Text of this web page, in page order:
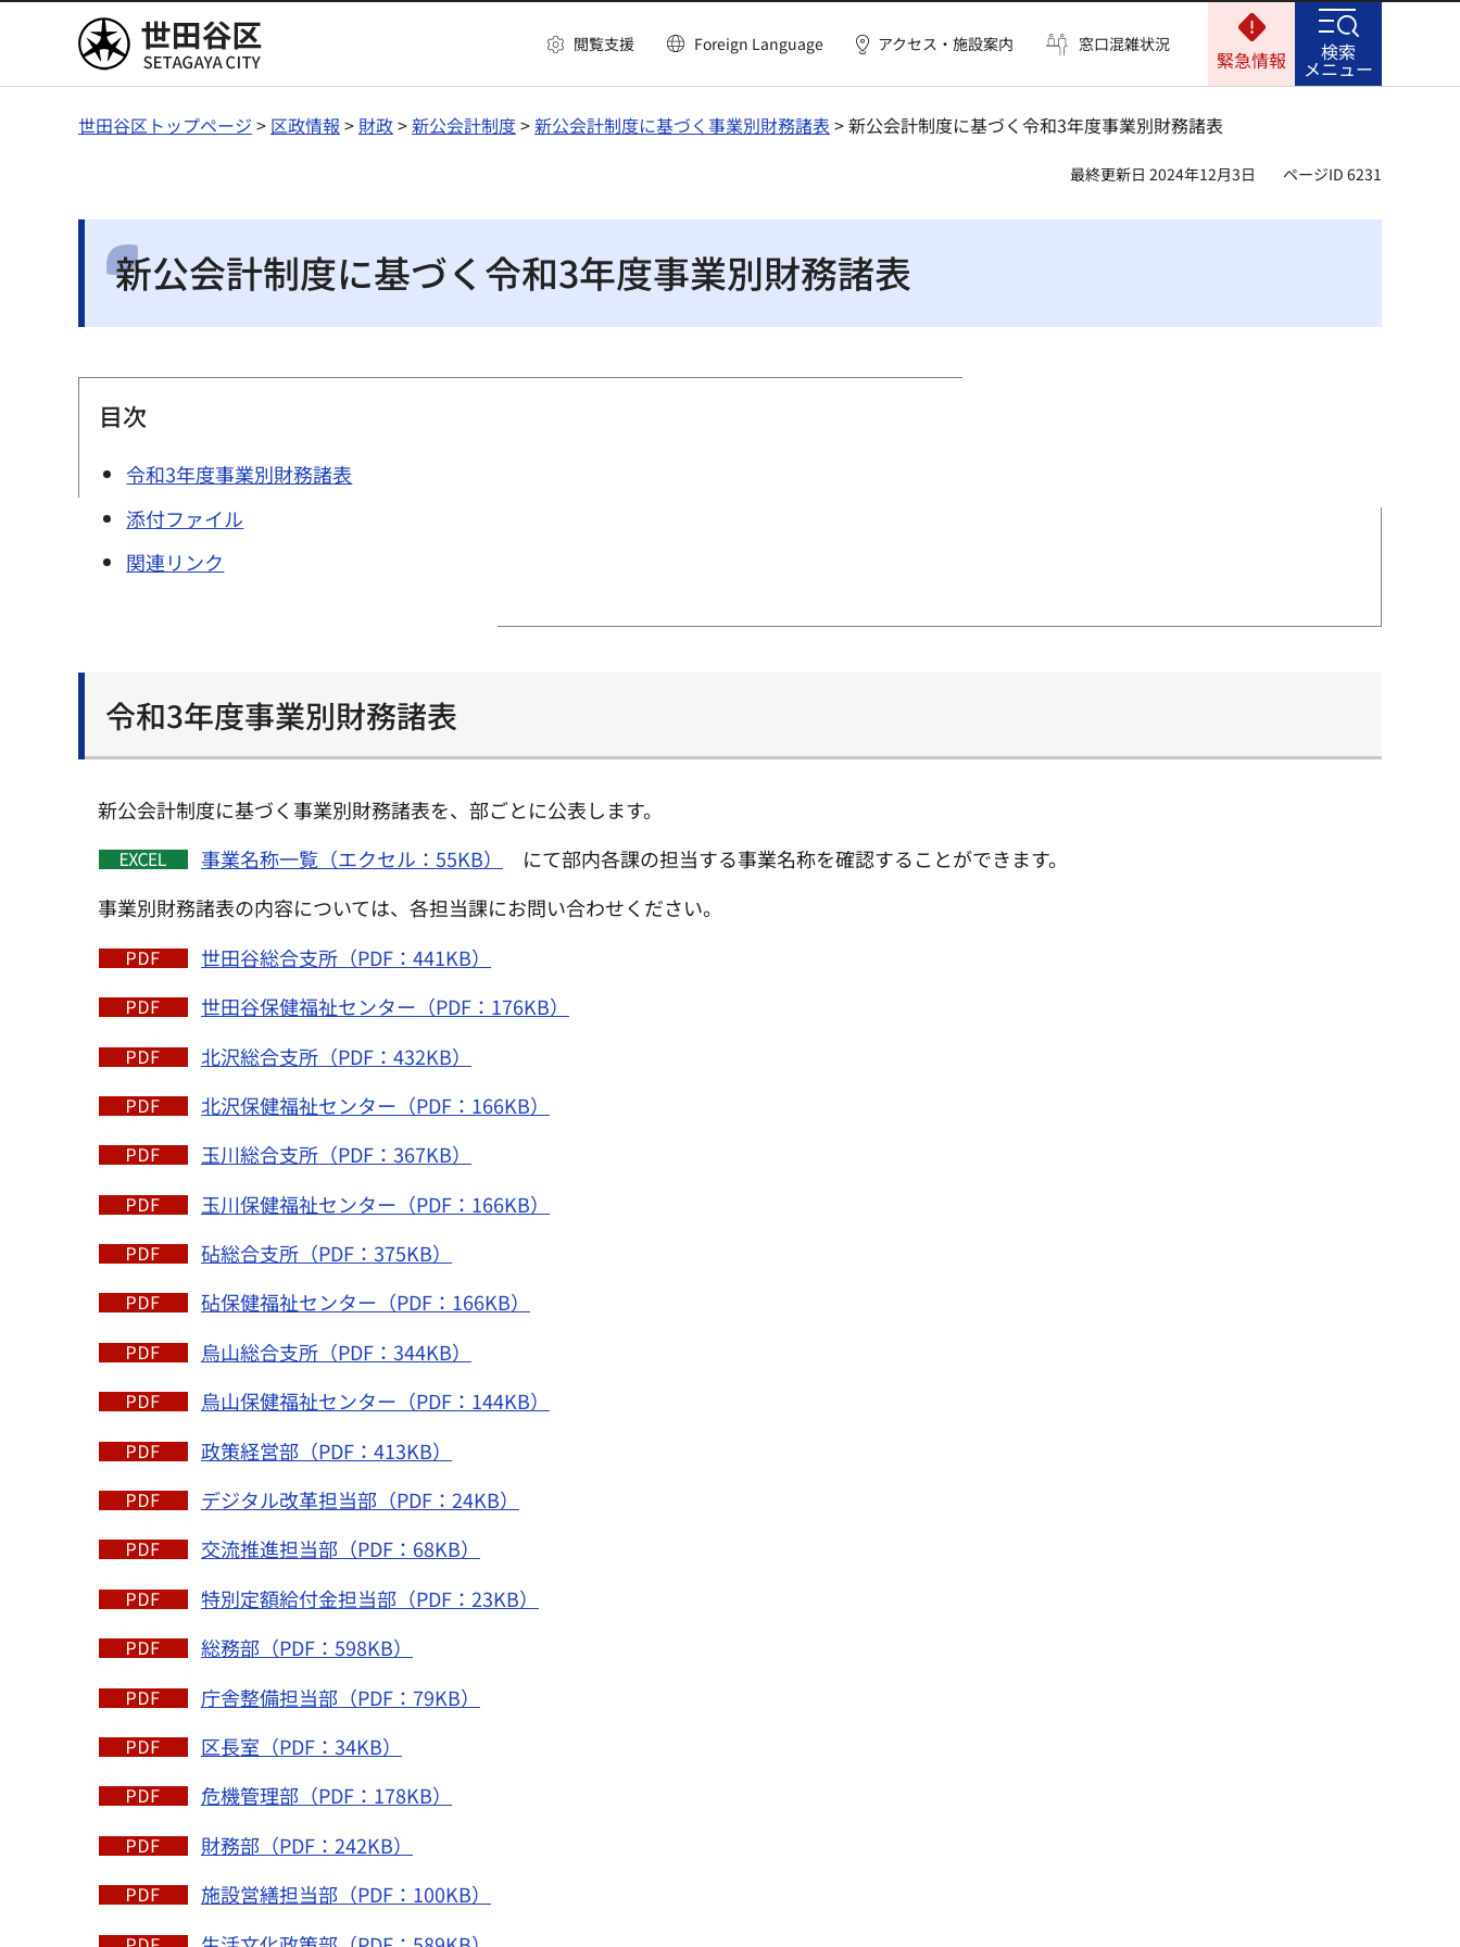
世田谷区 閲覧支援 Foreign Language アクセス・施設案内 窓口混雑状況
緊急情報 検索
メニュー
世田谷区トップページ > 区政情報 > 財政>新公会計制度 >新公会計制度に基づく事業別財務諸表 > 新公会計制度に基づく令和3年度事業別財務諸表
最終更新日 2024年12月3日 ページID 6231
新公会計制度に基づく令和3年度事業別財務諸表
目次
令和3年度事業別財務諸表
添付ファイル
関連リンク
令和3年度事業別財務諸表
新公会計制度に基づく事業別財務諸表を、部ごとに公表します。
事業名称一覧（エクセル：55KB）
にて部内各課の担当する事業名称を確認することができます。
事業別財務諸表の内容については、各担当課にお問い合わせください。
世田谷総合支所（PDF：441KB）
世田谷保健福祉センター（PDF：176KB）
北沢総合支所（PDF：432KB）
北沢保健福祉センター（PDF：166KB）
玉川総合支所（PDF：367KB）
玉川保健福祉センター（PDF：166KB）
砧総合支所（PDF：375KB）
砧保健福祉センター（PDF：166KB）
烏山総合支所（PDF：344KB）
烏山保健福祉センター（PDF：144KB）
政策経営部（PDF：413KB）
デジタル改革担当部（PDF：24KB）
交流推進担当部（PDF：68KB）
特別定額給付金担当部（PDF：23KB）
総務部（PDF：598KB）
庁舎整備担当部（PDF：79KB）
区長室（PDF：34KB）
危機管理部（PDF：178KB）
財務部（PDF：242KB）
施設営繕担当部（PDF：100KB）